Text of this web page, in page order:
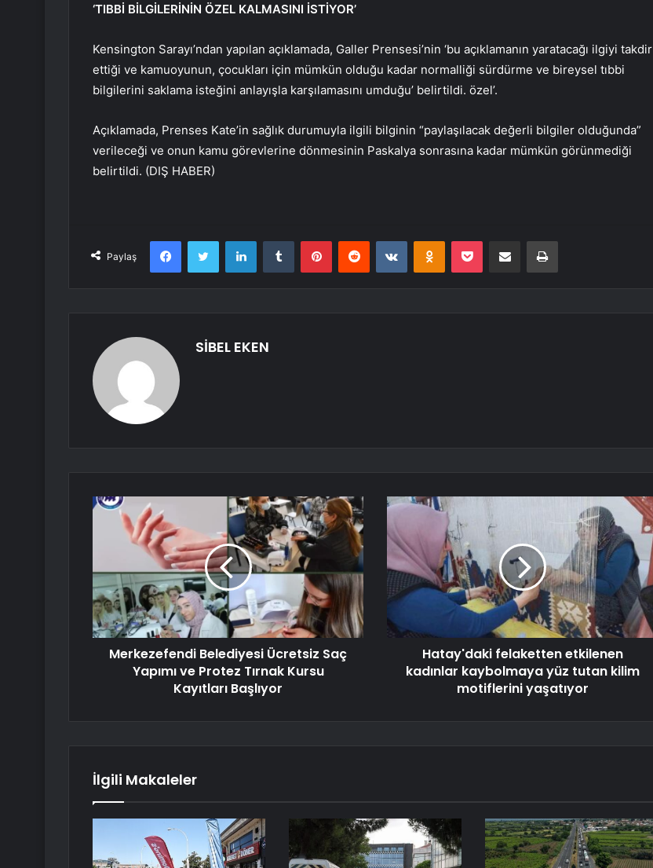
‘TIBBİ BİLGİLERİNİN ÖZEL KALMASINI İSTİYOR’
Kensington Sarayı’ndan yapılan açıklamada, Galler Prensesi’nin ‘bu açıklamanın yaratacağı ilgiyi takdir
ettiği ve kamuoyunun, çocukları için mümkün olduğu kadar normalliği sürdürme ve bireysel tıbbi
bilgilerini saklama isteğini anlayışla karşılamasını umduğu’ belirtildi. özel’.
Açıklamada, Prenses Kate’in sağlık durumuyla ilgili bilginin “paylaşılacak değerli bilgiler olduğunda”
verileceği ve onun kamu görevlerine dönmesinin Paskalya sonrasına kadar mümkün görünmediği
belirtildi. (DIŞ HABER)
Paylaş
FacebookTwitter LinkedInTumblr PinterestReddit VKontakteOdnoklassniki
Pocket E-Posta ile paylaş Yazdır
SİBEL EKEN
Merkezefendi Belediyesi Ücretsiz Saç
Yapımı ve Protez Tırnak Kursu
Kayıtları Başlıyor
Hatay'daki felaketten etkilenen
kadınlar kaybolmaya yüz tutan kilim
motiflerini yaşatıyor
İlgili Makaleler